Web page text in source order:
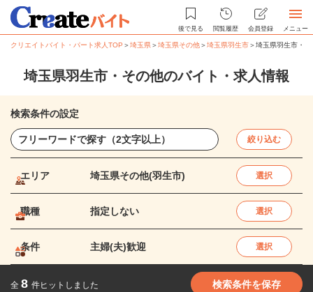
後で見る 閲覧履歴 会員登録 メニュー
クリエイトバイト・パート求人TOP ＞埼玉県＞埼玉県その他＞埼玉県羽生市＞埼玉県羽生市・
埼玉県羽生市・その他のバイト・求人情報
検索条件の設定
絞り込む
エリア 埼玉県その他(羽生市) 選択
職種 指定しない 選択
条件 主婦(夫)歓迎 選択
全 8 件ヒットしました 検索条件を保存